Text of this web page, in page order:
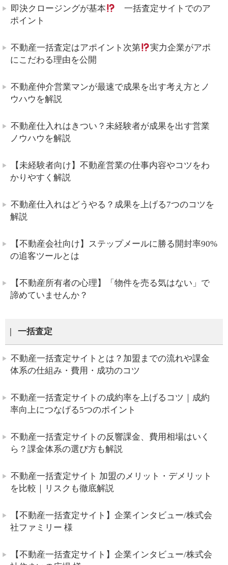
即決クロージングが基本
一括査定サイトでのア
ポイント
不動産一括査定はアポイント次第
実力企業がアポ
にこだわる理由を公開
不動産仲介営業マンが最速で成果を出す考え方とノ
ウハウを解説
不動産仕入れはきつい？未経験者が成果を出す営業
ノウハウを解説
【未経験者向け】不動産営業の仕事内容やコツをわ
かりやすく解説
不動産仕入れはどうやる？成果を上げる7つのコツを
解説
【不動産会社向け】ステップメールに勝る開封率90%
の追客ツールとは
【不動産所有者の心理】「物件を売る気はない」で
諦めていませんか？
一括査定
不動産一括査定サイトとは？加盟までの流れや課金
体系の仕組み・費用・成功のコツ
不動産一括査定サイトの成約率を上げるコツ｜成約
率向上につなげる5つのポイント
不動産一括査定サイトの反響課金、費用相場はいく
ら？課金体系の選び方も解説
不動産一括査定サイト 加盟のメリット・デメリット
を比較｜リスクも徹底解説
【不動産一括査定サイト】企業インタビュー/株式会
社ファミリー 様
【不動産一括査定サイト】企業インタビュー/株式会